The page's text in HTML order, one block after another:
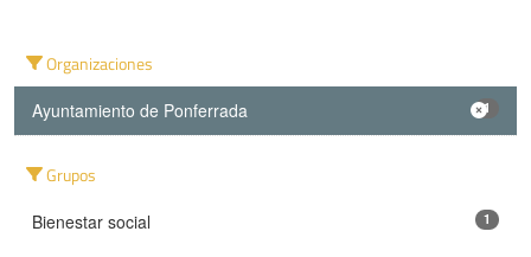
Organizaciones
Ayuntamiento de Ponferrada 1
Grupos
Bienestar social 1